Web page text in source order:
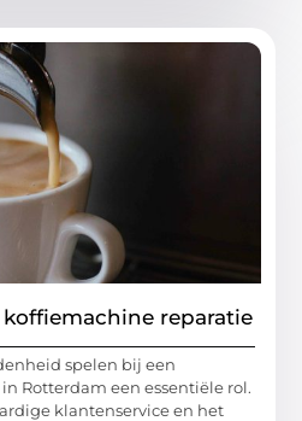
reparatie
spelen bij een
Rotterdam een essentiële rol.
klantenservice en het